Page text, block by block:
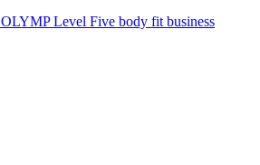
OLYMP Level Five body fit business